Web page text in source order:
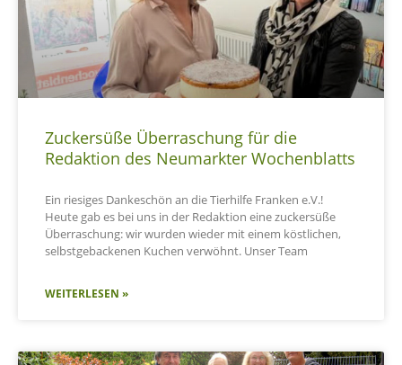
Zuckersüße Überraschung für die
Redaktion des Neumarkter Wochenblatts
Ein riesiges Dankeschön an die Tierhilfe Franken e.V.!
Heute gab es bei uns in der Redaktion eine zuckersüße
Überraschung: wir wurden wieder mit einem köstlichen,
selbstgebackenen Kuchen verwöhnt. Unser Team
WEITERLESEN »